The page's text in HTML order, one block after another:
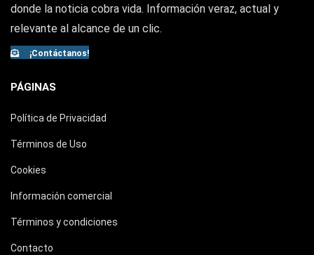
donde la noticia cobra vida. Información veraz, actual y
relevante al alcance de un clic.
¡Contáctanos!
PÁGINAS
Política de Privacidad
Términos de Uso
Cookies
Información comercial
Términos y condiciones
Contacto